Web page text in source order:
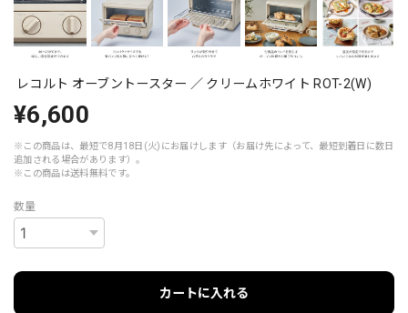
レコルト オーブントースター ／ クリームホワイト ROT-2(W)
¥6,600
※この商品は、最短で8月18日(火)にお届けします（お届け先によって、最短到着日に数日
追加される場合があります）。
※この商品は送料無料です。
数量
カートに入れる